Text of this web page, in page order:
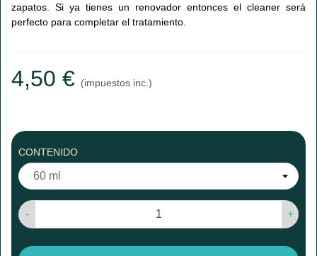
(1 reseñas)
zapatos. Si ya tienes un renovador entonces el cleaner será
perfecto para completar el tratamiento.
4,50 € (impuestos inc.)
CONTENIDO
- +